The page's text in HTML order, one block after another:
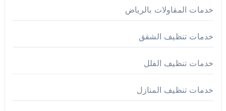
خدمات المقاولات بالرياض
خدمات تنظيف الشقق
خدمات تنظيف الفلل
خدمات تنظيف المنازل